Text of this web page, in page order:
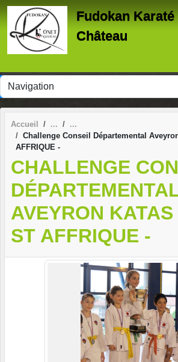
Fudokan
Château
Accueil
Challenge Conseil Départemental
AFFRIQUE -
CHALLENGE
AVEYRON
ST AFFRIQUE -
Panneau de gestion des cookies